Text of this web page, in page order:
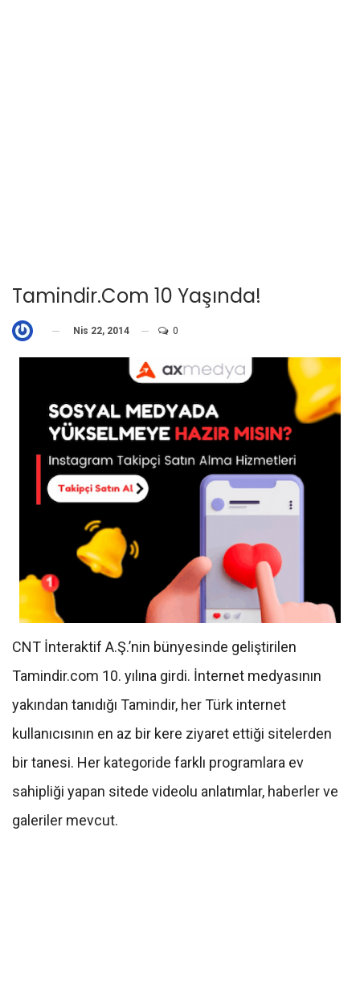
Tamindir.com 10 Yaşında!
Nis 22, 2014 0
CNT İnteraktif A.Ş.’nin bünyesinde geliştirilen
Tamindir.com 10. yılına girdi. İnternet medyasının
yakından tanıdığı Tamindir, her Türk internet
kullanıcısının en az bir kere ziyaret ettiği sitelerden
bir tanesi. Her kategoride farklı programlara ev
sahipliği yapan sitede videolu anlatımlar, haberler ve
galeriler mevcut.